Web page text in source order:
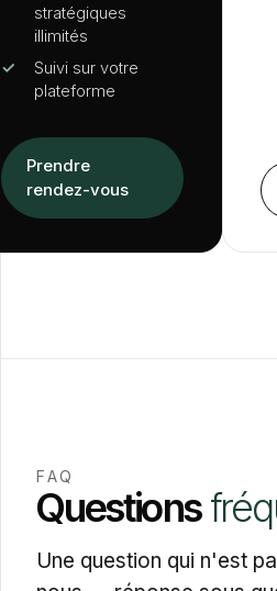
stratégiques
illimités
✓
Suivi sur votre
plateforme
Prendre
rendez-vous
FAQ
Questions
Une question qui n'est